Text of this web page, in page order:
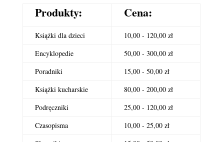
Produkty: Cena:
Książki dla dzieci
10,00 - 120,00 zł
Encyklopedie
50,00 - 300,00 zł
Poradniki
15,00 - 50,00 zł
Książki kucharskie
80,00 - 200,00 zł
Podręczniki
25,00 - 120,00 zł
Czasopisma
10,00 - 25,00 zł